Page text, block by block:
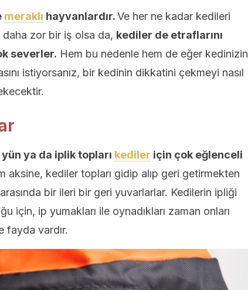
meraklı hayvanlardır.Ve her ne kadar kedileri
zor bir iş olsa da, kediler de etraflarını
severler. Hem bu nedenle hem de eğer kedinizin
istiyorsanız, bir kedinin dikkatini çekmeyi nasıl
ya da iplik topları kediler için çok eğlenceli
aksine, kediler topları gidip alıp geri getirmekten
bir ileri bir geri yuvarlarlar. Kedilerin ipliği
için, ip yumakları ile oynadıkları zaman onları
fayda vardır.